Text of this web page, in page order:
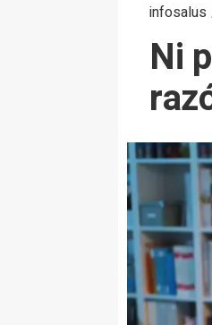
infosalus
Ni